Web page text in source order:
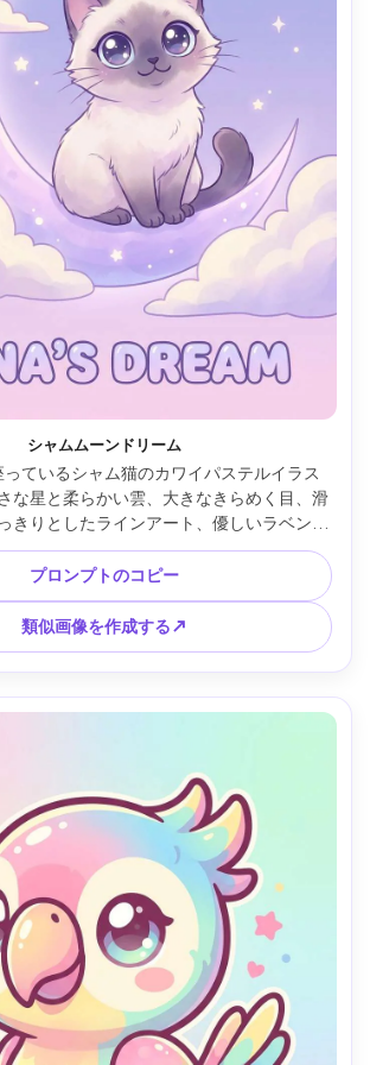
シャムムーンドリーム
ているシャム猫のカワイパステルイラス
な星と柔らかい雲、大きなきらめく目、滑
きりとしたラインアート、優しいラベンダ
、落ち着いた魔法の雰囲気、高品質のかわ
ポスタースタイル、柔らかい映画のような
照明 --ar 4:5
プロンプトのコピー
類似画像を作成する↗